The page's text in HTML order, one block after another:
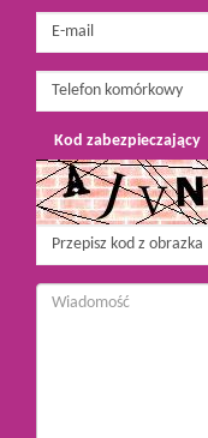
Kod zabezpieczający